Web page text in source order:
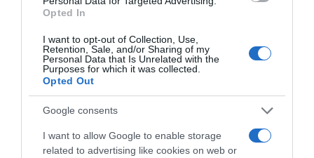
Opted In
I want to opt-out of Collection, Use,
Retention, Sale, and/or Sharing of my
Personal Data that Is Unrelated with the
Purposes for which it was collected.
Opted Out
Google consents
I want to allow Google to enable storage
related to advertising like cookies on web or
ÇA PEUT AUSSI VOUS INTÉRESSER